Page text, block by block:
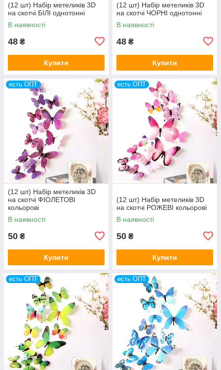
(12 шт) Набір метеликів 3D
на скотчі БІЛІ однотонні
В наявності
48 ₴
Купити
(12 шт) Набір метеликів 3D
на скотчі ЧОРНІ однотонні
В наявності
48 ₴
Купити
есть ОПТ
(12 шт) Набір метеликів 3D
на скотчі ФІОЛЕТОВІ
кольорові
В наявності
50 ₴
Купити
есть ОПТ
(12 шт) Набір метеликів 3D
на скотчі РОЖЕВІ кольорові
В наявності
50 ₴
Купити
есть ОПТ есть ОПТ